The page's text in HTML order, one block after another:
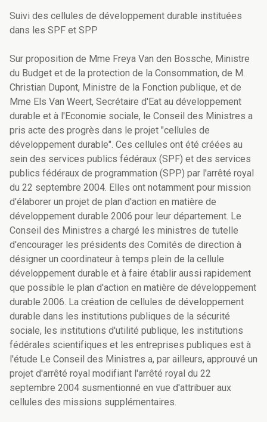
Suivi des cellules de développement durable instituées
dans les SPF et SPP
Sur proposition de Mme Freya Van den Bossche, Ministre
du Budget et de la protection de la Consommation, de M.
Christian Dupont, Ministre de la Fonction publique, et de
Mme Els Van Weert, Secrétaire d'Eat au développement
durable et à l'Economie sociale, le Conseil des Ministres a
pris acte des progrès dans le projet "cellules de
développement durable". Ces cellules ont été créées au
sein des services publics fédéraux (SPF) et des services
publics fédéraux de programmation (SPP) par l'arrêté royal
du 22 septembre 2004. Elles ont notamment pour mission
d'élaborer un projet de plan d'action en matière de
développement durable 2006 pour leur département. Le
Conseil des Ministres a chargé les ministres de tutelle
d'encourager les présidents des Comités de direction à
désigner un coordinateur à temps plein de la cellule
développement durable et à faire établir aussi rapidement
que possible le plan d'action en matière de développement
durable 2006. La création de cellules de développement
durable dans les institutions publiques de la sécurité
sociale, les institutions d'utilité publique, les institutions
fédérales scientifiques et les entreprises publiques est à
l'étude Le Conseil des Ministres a, par ailleurs, approuvé un
projet d'arrêté royal modifiant l'arrêté royal du 22
septembre 2004 susmentionné en vue d'attribuer aux
cellules des missions supplémentaires.